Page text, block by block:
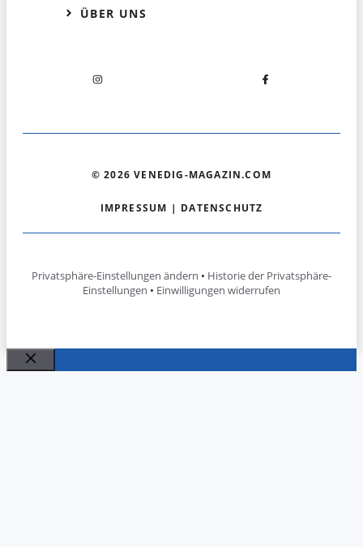
ÜBER UNS
© 2026 VENEDIG-MAGAZIN.COM
IMPRESSUM | DATENSCHUTZ
Privatsphäre-Einstellungen ändern • Historie der Privatsphäre-
Einstellungen • Einwilligungen widerrufen
Schließen